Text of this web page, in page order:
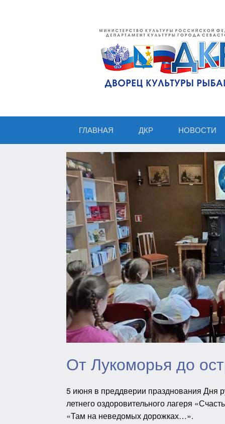
ГЛАВНАЯ ДКР НОВОСТИ
От Лукоморья до
5 июня в преддверии празднования Дня
летнего оздоровительного лагеря
«Там на неведомых дорожках…».